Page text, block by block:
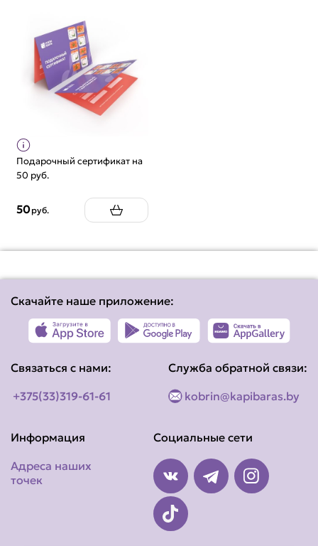
Подарочный сертификат на
50 руб.
50руб.
Скачайте наше приложение:
Связаться с нами:
+375(33)319-61-61
Служба обратной связи:
kobrin@kapibaras.by
Информация
Адреса наших
точек
Социальные сети